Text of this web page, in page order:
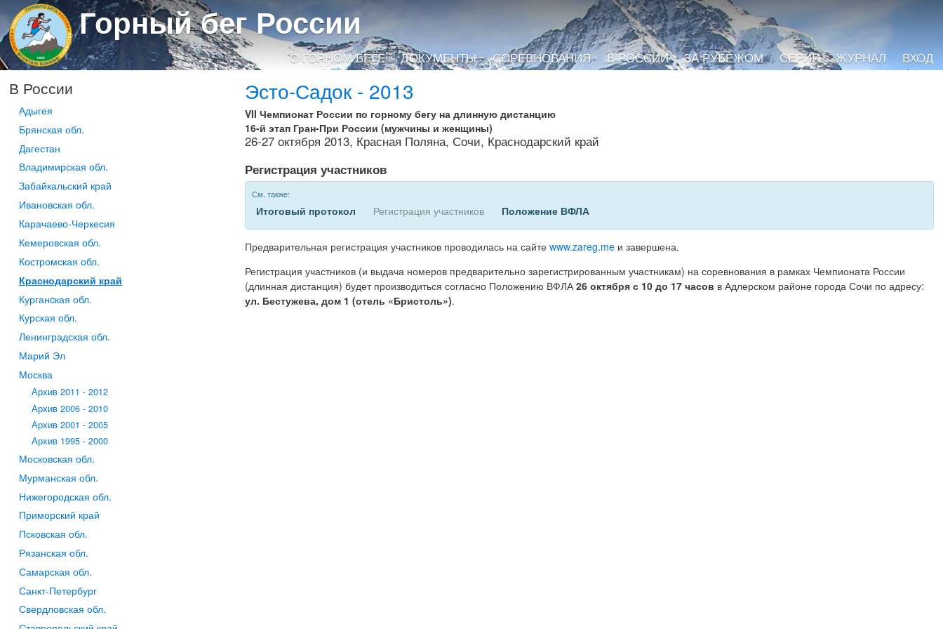
Горный бег России
О ГОРНОМ БЕГЕ ДОКУМЕНТЫ СОРЕВНОВАНИЯ В РОССИИ ЗА РУБЕЖОМ СЕРИИ ЖУРНАЛ ВХОД
В России
Адыгея
Брянская обл.
Дагестан
Владимирская обл.
Забайкальский край
Ивановская обл.
Карачаево-Черкесия
Кемеровская обл.
Костромская обл.
Краснодарский край
Курганcкая обл.
Курская обл.
Ленинградская обл.
Марий Эл
Москва
Архив 2011 - 2012
Архив 2006 - 2010
Архив 2001 - 2005
Архив 1995 - 2000
Московская обл.
Мурманская обл.
Нижегородская обл.
Приморский край
Псковская обл.
Рязанская обл.
Самарская обл.
Санкт-Петербург
Свердловская обл.
Эсто-Садок - 2013
VII Чемпионат России по горному бегу на длинную дистанцию
16-й этап Гран-При России (мужчины и женщины)
26-27 октября 2013, Красная Поляна, Сочи, Краснодарский край
Регистрация участников
См. также:
Итоговый протокол Регистрация участников Положение ВФЛА
Предварительная регистрация участников проводилась на сайтеwww.zareg.me и завершена.
Регистрация участников (и выдача номеров предварительно зарегистрированным участникам) на соревнования в рамках Чемпионата России
(длинная дистанция) будет производиться согласно Положению ВФЛА26 октября с 10 до 17 часов в Адлерском районе города Сочи по адресу:
ул. Бестужева, дом 1 (отель «Бристоль»).